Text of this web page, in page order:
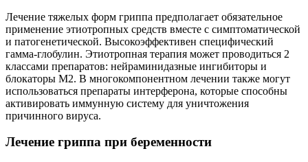
Лечение тяжелых форм гриппа предполагает обязательное
применение этиотропных средств вместе с симптоматической
и патогенетической. Высокоэффективен специфический
гамма-глобулин. Этиотропная терапия может проводиться 2
классами препаратов: нейраминидазные ингибиторы и
блокаторы M2. В многокомпонентном лечении также могут
использоваться препараты интерферона, которые способны
активировать иммунную систему для уничтожения
причинного вируса.
Лечение гриппа при беременности